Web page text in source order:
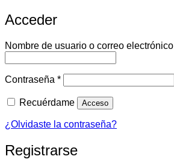
Acceder
Nombre de usuario o correo electrónico
Contraseña *Obligatorio
Recuérdame Acceso
¿Olvidaste la contraseña?
Registrarse